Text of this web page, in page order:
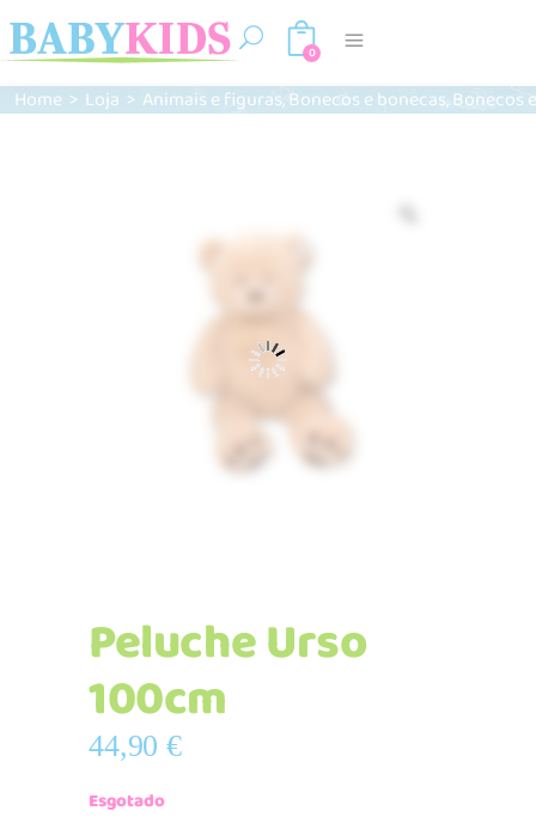
0
Home > Loja > Animais e figuras,Bonecos e bonecas,Bonecos
Peluche Urso
100cm
44,90€
Esgotado